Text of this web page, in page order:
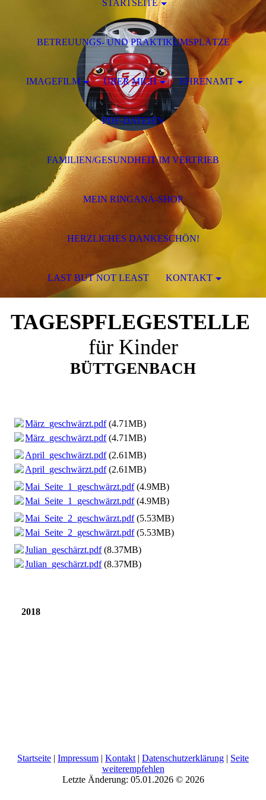
TAGESPFLEGESTELLE
für Kinder
BÜTTGENBACH
März_geschwärzt.pdf(4.71MB)
März_geschwärzt.pdf(4.71MB)
April_geschwärzt.pdf(2.61MB)
April_geschwärzt.pdf(2.61MB)
Mai_Seite_1_geschwärzt.pdf(4.9MB)
Mai_Seite_1_geschwärzt.pdf(4.9MB)
Mai_Seite_2_geschwärzt.pdf(5.53MB)
Mai_Seite_2_geschwärzt.pdf(5.53MB)
Julian_geschärzt.pdf(8.37MB)
Julian_geschärzt.pdf(8.37MB)
2018
Startseite | Impressum | Kontakt | Datenschutzerklärung | Seite
weiterempfehlen
Letzte Änderung: 05.01.2026 © 2026
STARTSEITE
BETREUUNGS- UND PRAKTIKUMSPLÄTZE
IMAGEFILM ÜBER MICH EHRENAMT
PDF-DATEIEN
FAMILIEN/GESUNDHEIT IM VERTRIEB
MEIN RINGANA-SHOP
HERZLICHES DANKESCHÖN!
LAST BUT NOT LEAST KONTAKT